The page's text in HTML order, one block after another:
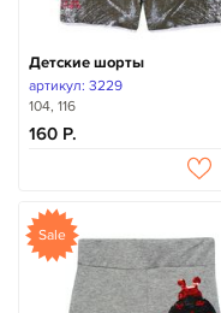
Детские шорты
артикул: 3229
104, 116
160
Sale